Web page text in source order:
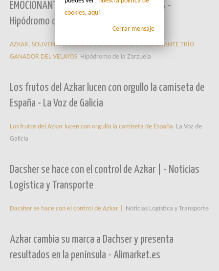
EMOCIONANTE TRÍO GANADOR DEL VELAYOS -
Hipódromo de la Zarzuela
AZKAR, SOUVENIR D´ECAJEUL Y DON BOSCO, EMOCIONANTE TRÍO
GANADOR DEL VELAYOS Hipódromo de la Zarzuela
Los frutos del Azkar lucen con orgullo la camiseta de
España - La Voz de Galicia
Los frutos del Azkar lucen con orgullo la camiseta de España La Voz de
Galicia
Dacsher se hace con el control de Azkar | - Noticias
Logística y Transporte
Dacsher se hace con el control de Azkar | Noticias Logística y Transporte
Azkar cambia su marca a Dachser y presenta
resultados en la península - Alimarket.es
cookies, aquí
Cerrar mensaje